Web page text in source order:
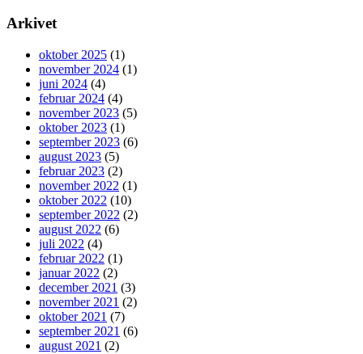
Arkivet
oktober 2025 (1)
november 2024 (1)
juni 2024 (4)
februar 2024 (4)
november 2023 (5)
oktober 2023 (1)
september 2023 (6)
august 2023 (5)
februar 2023 (2)
november 2022 (1)
oktober 2022 (10)
september 2022 (2)
august 2022 (6)
juli 2022 (4)
februar 2022 (1)
januar 2022 (2)
december 2021 (3)
november 2021 (2)
oktober 2021 (7)
september 2021 (6)
august 2021 (2)